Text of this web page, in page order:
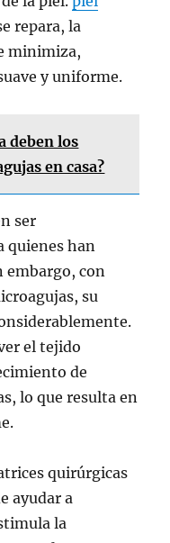
repara, la
minimiza,
y uniforme.
deben los
en casa?
ser
quienes han
embargo, con
su
el tejido
de
lo que resulta en
quirúrgicas
ayudar a
la